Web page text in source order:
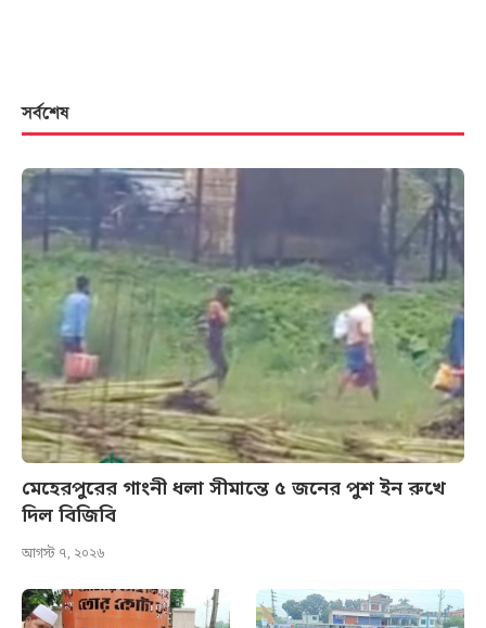
সর্বশেষ
মেহেরপুরের গাংনী ধলা সীমান্তে ৫ জনের পুশ ইন রুখে
দিল বিজিবি
আগস্ট ৭, ২০২৬